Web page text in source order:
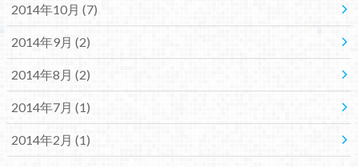
2014年10月 (7)
2014年9月 (2)
2014年8月 (2)
2014年7月 (1)
2014年2月 (1)